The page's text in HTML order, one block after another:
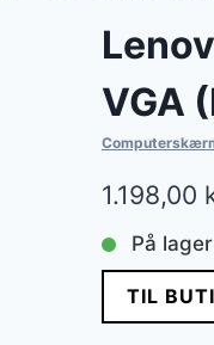
VGA
1.198,00
På lager
TIL